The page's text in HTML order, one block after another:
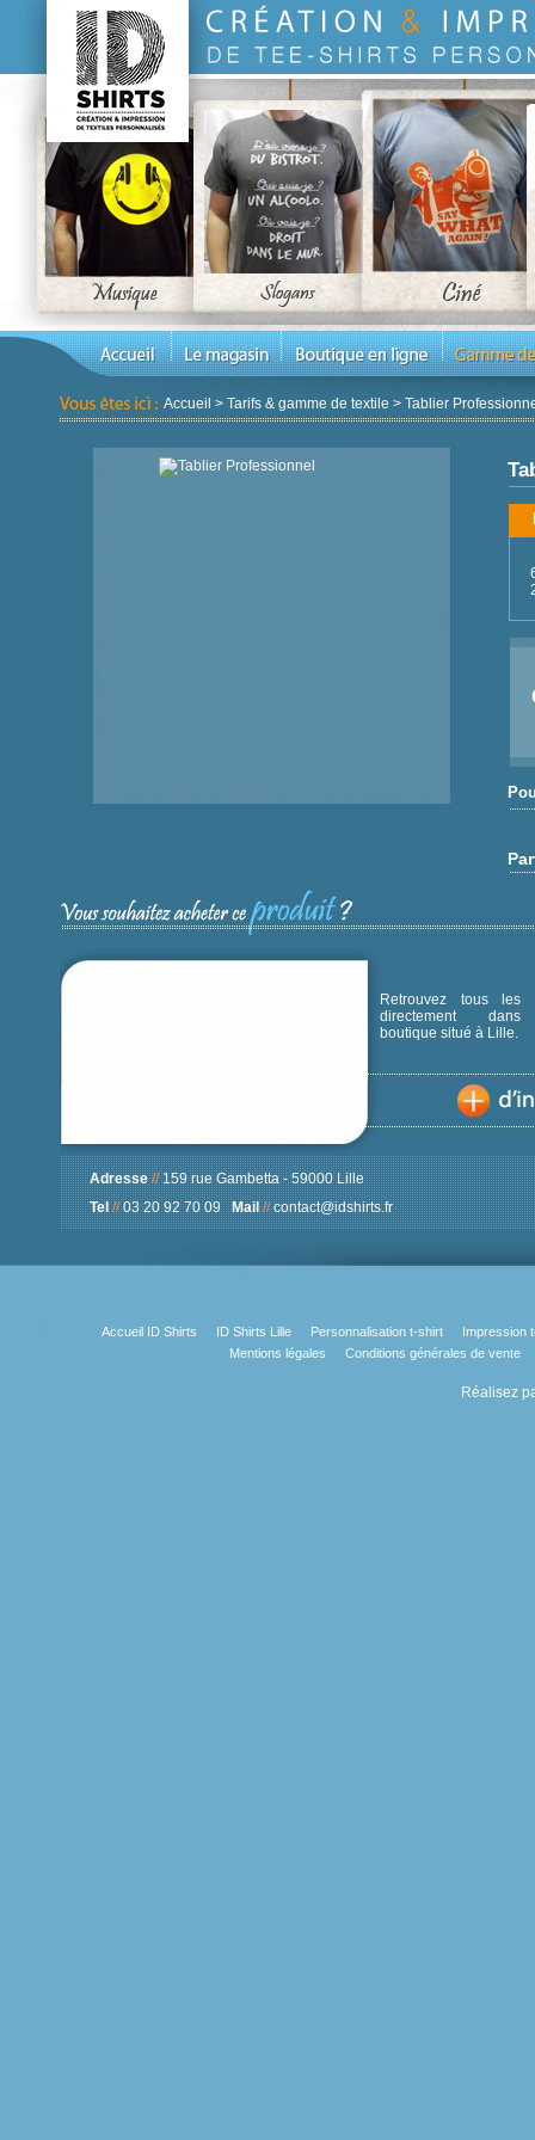
Accueil > Tarifs & gamme de textile > Tablier
Retrouvez tous les
directement
boutique situé à Lille.
Adresse//159 rue Gambetta - 59000 Lille
Tel//03 20 92 70 09Mail// contact@idshirts.fr
Accueil ID Shirts ID Shirts Lille Personnalisation t-shirt
Impression
Mentions légales
Conditions générales de vente
Réalisez